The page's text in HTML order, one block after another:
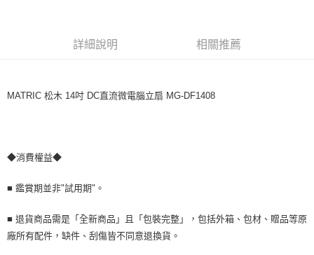
【關於「AFTEE先享後付」】
１．簡單：不需註冊會員、不需綁卡、不需儲值。
２．便利：只要手機號碼，簡訊認證，即可結帳。
１．於結帳方式選擇「AFTEE先享後付」後，將跳轉至「AFTEE先享後付」
結帳頁面，進行簡訊認證並確認金額後，即可完成結帳。
３．收到繳費通知簡訊後14天內，點擊此簡訊中的連結，可透過四大超商／
※ 請注意：結帳手續完成當下不需立刻繳費，但若您需要取消訂單，請聯絡
後付繳納相關費用。
運送方式
詳細說明 相關推薦
MATRIC 松木 14吋 DC直流微電腦立扇 MG-DF1408
◆消費權益◆
■ 鑑賞期並非"試用期"。
■ 退貨商品需是「全新商品」且「包裝完整」，包括外箱、包材、贈品等原
廠所有配件，缺件、刮傷皆不同意退換貨。